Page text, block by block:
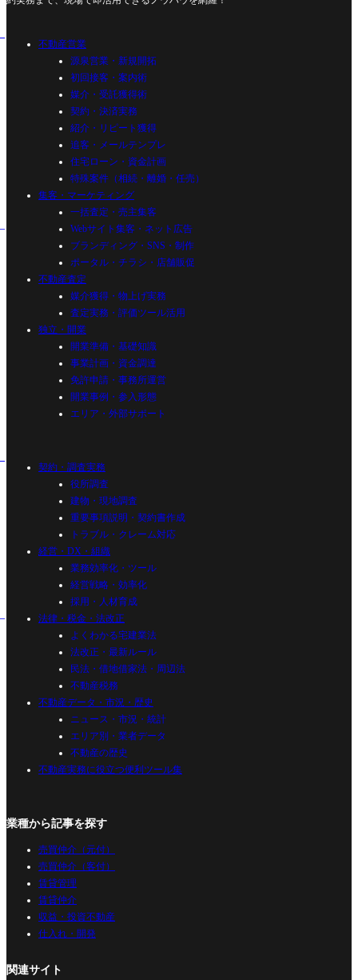
不動産営業
源泉営業・新規開拓
初回接客・案内術
媒介・受託獲得術
契約・決済実務
紹介・リピート獲得
追客・メールテンプレ
住宅ローン・資金計画
特殊案件（相続・離婚・任売）
集客・マーケティング
一括査定・売主集客
Webサイト集客・ネット広告
ブランディング・SNS・制作
ポータル・チラシ・店舗販促
不動産査定
媒介獲得・物上げ実務
査定実務・評価ツール活用
独立・開業
開業準備・基礎知識
事業計画・資金調達
免許申請・事務所運営
開業事例・参入形態
エリア・外部サポート
契約・調査実務
役所調査
建物・現地調査
重要事項説明・契約書作成
トラブル・クレーム対応
経営・DX・組織
業務効率化・ツール
経営戦略・効率化
採用・人材育成
法律・税金・法改正
よくわかる宅建業法
法改正・最新ルール
民法・借地借家法・周辺法
不動産税務
不動産データ・市況・歴史
ニュース・市況・統計
エリア別・業者データ
不動産の歴史
不動産実務に役立つ便利ツール集
業種から記事を探す
売買仲介（元付）
売買仲介（客付）
賃貸管理
賃貸仲介
収益・投資不動産
仕入れ・開発
関連サイト